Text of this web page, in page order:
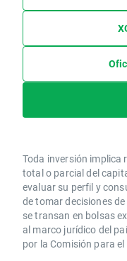
Toda inversión implica
total o parcial del
evaluar su perfil y
de tomar decisiones
se transan en bolsas
al marco jurídico del
por la Comisión para